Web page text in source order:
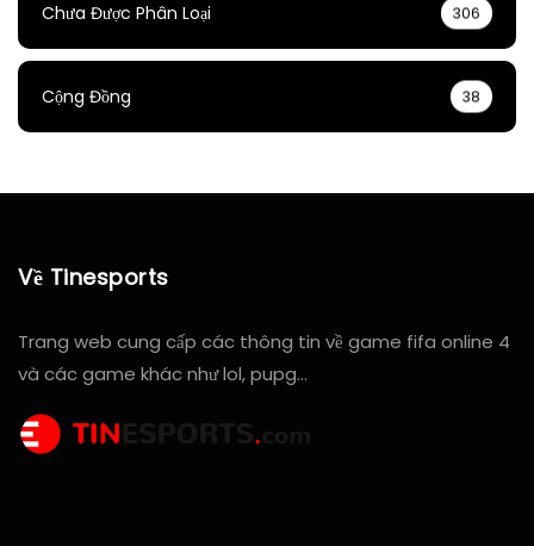
Chưa Được Phân Loại 306
Cộng Đồng 38
Về Tinesports
Trang web cung cấp các thông tin về game fifa online 4
và các game khác như lol, pupg…